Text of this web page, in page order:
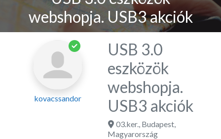
webshopja. USB3 akciók
kovacssandor
USB 3.0
eszközök
webshopja.
USB3 akciók
03.ker., Budapest,
Magyarország